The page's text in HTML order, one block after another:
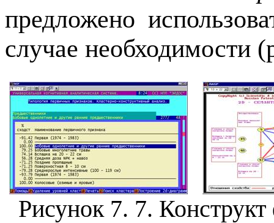
предложено
случае необходимости
Рисунок 7. 7.